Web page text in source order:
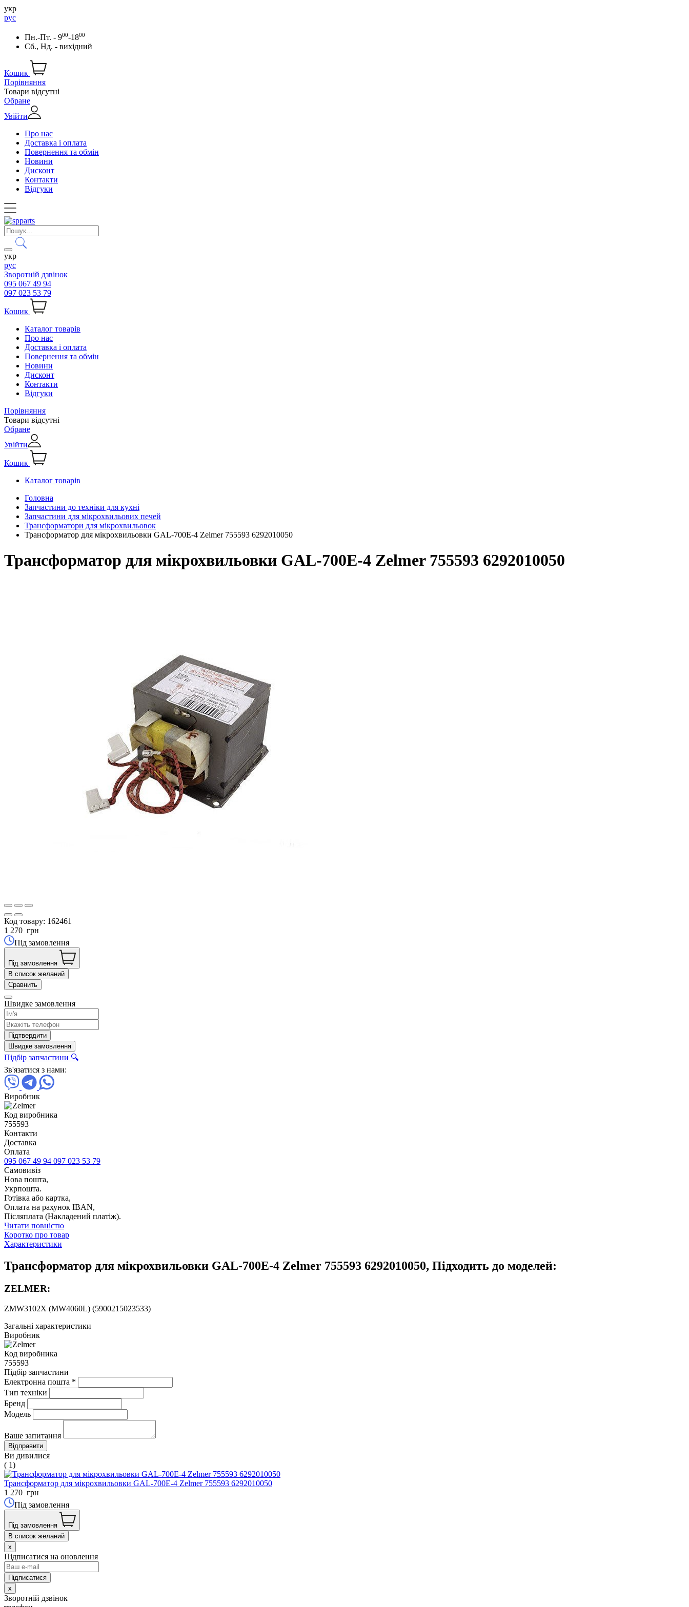
укр
рус
Пн.-Пт. - 900-1800
Сб., Нд. - вихідний
Кошик
Порівняння
Товари відсутні
Обране
Увійти
Про нас
Доставка і оплата
Повернення та обмін
Новини
Дисконт
Контакти
Відгуки
укр
рус
Зворотній дзвінок
095 067 49 94
097 023 53 79
Кошик
Каталог товарів
Про нас
Доставка і оплата
Повернення та обмін
Новини
Дисконт
Контакти
Відгуки
Порівняння
Товари відсутні
Обране
Увійти
Кошик
Каталог товарів
Головна
Запчастини до техніки для кухні
Запчастини для мікрохвильових печей
Трансформатори для мікрохвильовок
Трансформатор для мікрохвильовки GAL-700E-4 Zelmer 755593 6292010050
Трансформатор для мікрохвильовки GAL-700E-4 Zelmer 755593 6292010050
Код товару: 162461
1 270 грн
Під замовлення
Під замовлення
В список желаний
Сравнить
Швидке замовлення
Підтвердити
Швидке замовлення
Підбір запчастини 🔍
Зв'язатися з нами:
Виробник
Код виробника
755593
Контакти
Доставка
Оплата
095 067 49 94 097 023 53 79
Самовивіз
Нова пошта,
Укрпошта.
Готівка або картка,
Оплата на рахунок IBAN,
Післяплата (Накладений платіж).
Читати повністю
Коротко про товар
Характеристики
Трансформатор для мікрохвильовки GAL-700E-4 Zelmer 755593 6292010050, Підходить до моделей:
ZELMER:
ZMW3102X (MW4060L) (5900215023533)
Загальні характеристики
Виробник
Код виробника
755593
Підбір запчастини
Електронна пошта *
Тип техніки
Бренд
Модель
Ваше запитання
Ви дивилися
( 1)
Трансформатор для мікрохвильовки GAL-700E-4 Zelmer 755593 6292010050
1 270 грн
Під замовлення
Під замовлення
В список желаний
x
Підписатися на оновлення
x
Зворотній дзвінок